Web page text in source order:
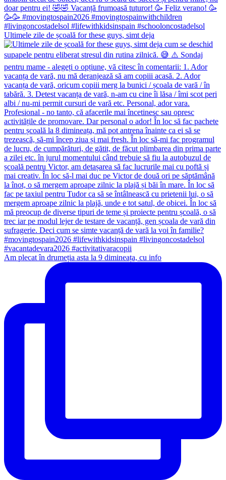
Ultimele zile de școală for these guys, simt deja
Am plecat în drumeția asta la 9 dimineața, cu info